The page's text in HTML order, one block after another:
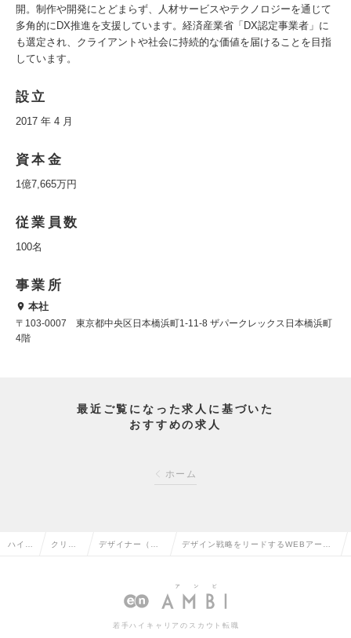
開。制作や開発にとどまらず、人材サービスやテクノロジーを通じて
多角的にDX推進を支援しています。経済産業省「DX認定事業者」に
も選定され、クライアントや社会に持続的な価値を届けることを目指
しています。
設立
2017 年 4 月
資本金
1億7,665万円
従業員数
100名
事業所
本社
〒103-0007 東京都中央区日本橋浜町1-11-8 ザパークレックス日本橋浜町
4階
最近ご覧になった求人に基づいた
おすすめの求人
ホーム
ハイク クリエ デザイナー（We
ーム関連）の転
デザイン戦略をリードするWEBアート
取引多数の安定経営／転勤なしの求人
若手ハイキャリアのスカウト転職